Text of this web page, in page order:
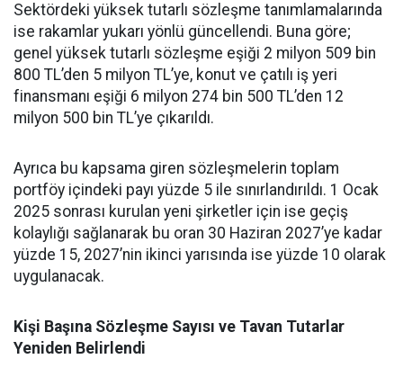
Sektördeki yüksek tutarlı sözleşme tanımlamalarında
ise rakamlar yukarı yönlü güncellendi. Buna göre;
genel yüksek tutarlı sözleşme eşiği 2 milyon 509 bin
800 TL’den 5 milyon TL’ye, konut ve çatılı iş yeri
finansmanı eşiği 6 milyon 274 bin 500 TL’den 12
milyon 500 bin TL’ye çıkarıldı.
Ayrıca bu kapsama giren sözleşmelerin toplam
portföy içindeki payı yüzde 5 ile sınırlandırıldı. 1 Ocak
2025 sonrası kurulan yeni şirketler için ise geçiş
kolaylığı sağlanarak bu oran 30 Haziran 2027’ye kadar
yüzde 15, 2027’nin ikinci yarısında ise yüzde 10 olarak
uygulanacak.
Kişi Başına Sözleşme Sayısı ve Tavan Tutarlar
Yeniden Belirlendi